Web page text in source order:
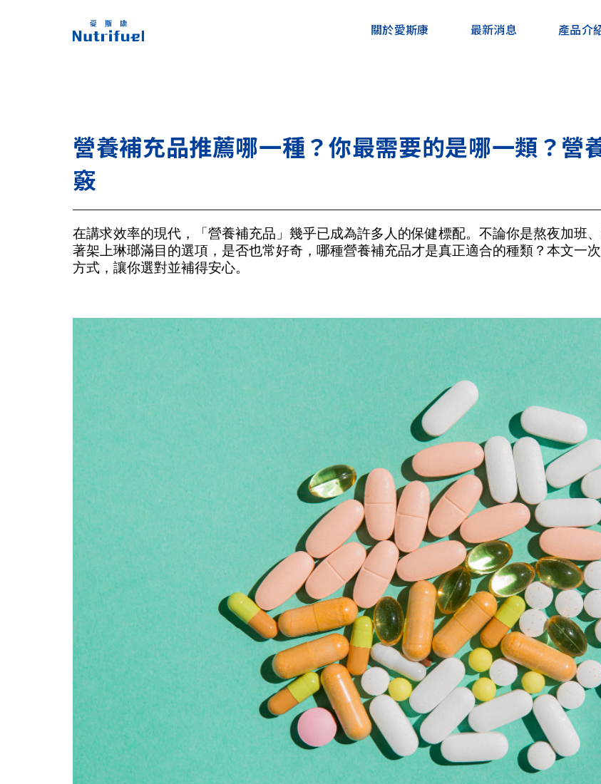
關於愛斯康 最新消息 產品介
營養補充品推薦哪一種？你最需要的是哪一類？營
竅
在講求效率的現代，「營養補充品」幾乎已成為許多人的保健標配。不論你是熬夜加班
著架上琳瑯滿目的選項，是否也常好奇，哪種營養補充品才是真正適合的種類？本文一
方式，讓你選對並補得安心。